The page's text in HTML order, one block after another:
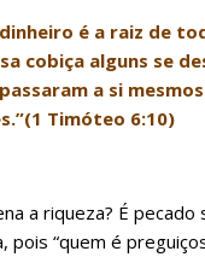
é a raiz de
cobiça alguns se
a si
Timóteo 6:10)
a riqueza? É pecado
pois “quem é